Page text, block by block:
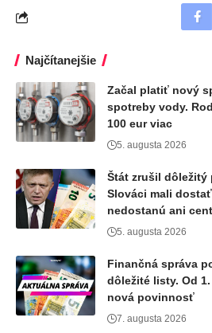
Najčítanejšie
Začal platiť nový
spotreby vody.
100 eur viac
5. augusta 2026
Štát zrušil dôležitý
Slováci mali
nedostanú ani cent
5. augusta 2026
Finančná správa
dôležité listy. Od
nová povinnosť
7. augusta 2026